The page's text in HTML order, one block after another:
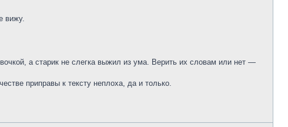
вижу.
а старик не слегка выжил из ума. Верить их словам или нет —
приправы к тексту неплоха, да и только.